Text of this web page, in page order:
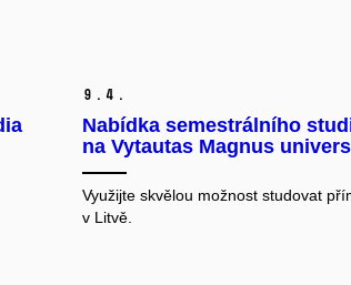
9. 4.
Nabídka semestrálního
na Vytautas Magnus
Využijte skvělou možnost studovat
v Litvě.